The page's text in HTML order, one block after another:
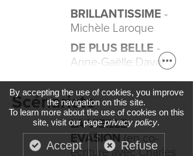
BRILLANTISSIME -
Michèle Laroque
DE PLUS BELLE -
Anne-Gaëlle Daval
Scénariste
LA VIEILLE
EVASION(en co-
écriture avec Charles
By accepting the use of cookies, you improve
the navigation on this site.
To learn more about the use of cookies on this
site, visit our pageprivacy policy.
Accept Refuse